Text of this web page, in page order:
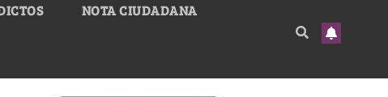
NOTA CIUDADANA